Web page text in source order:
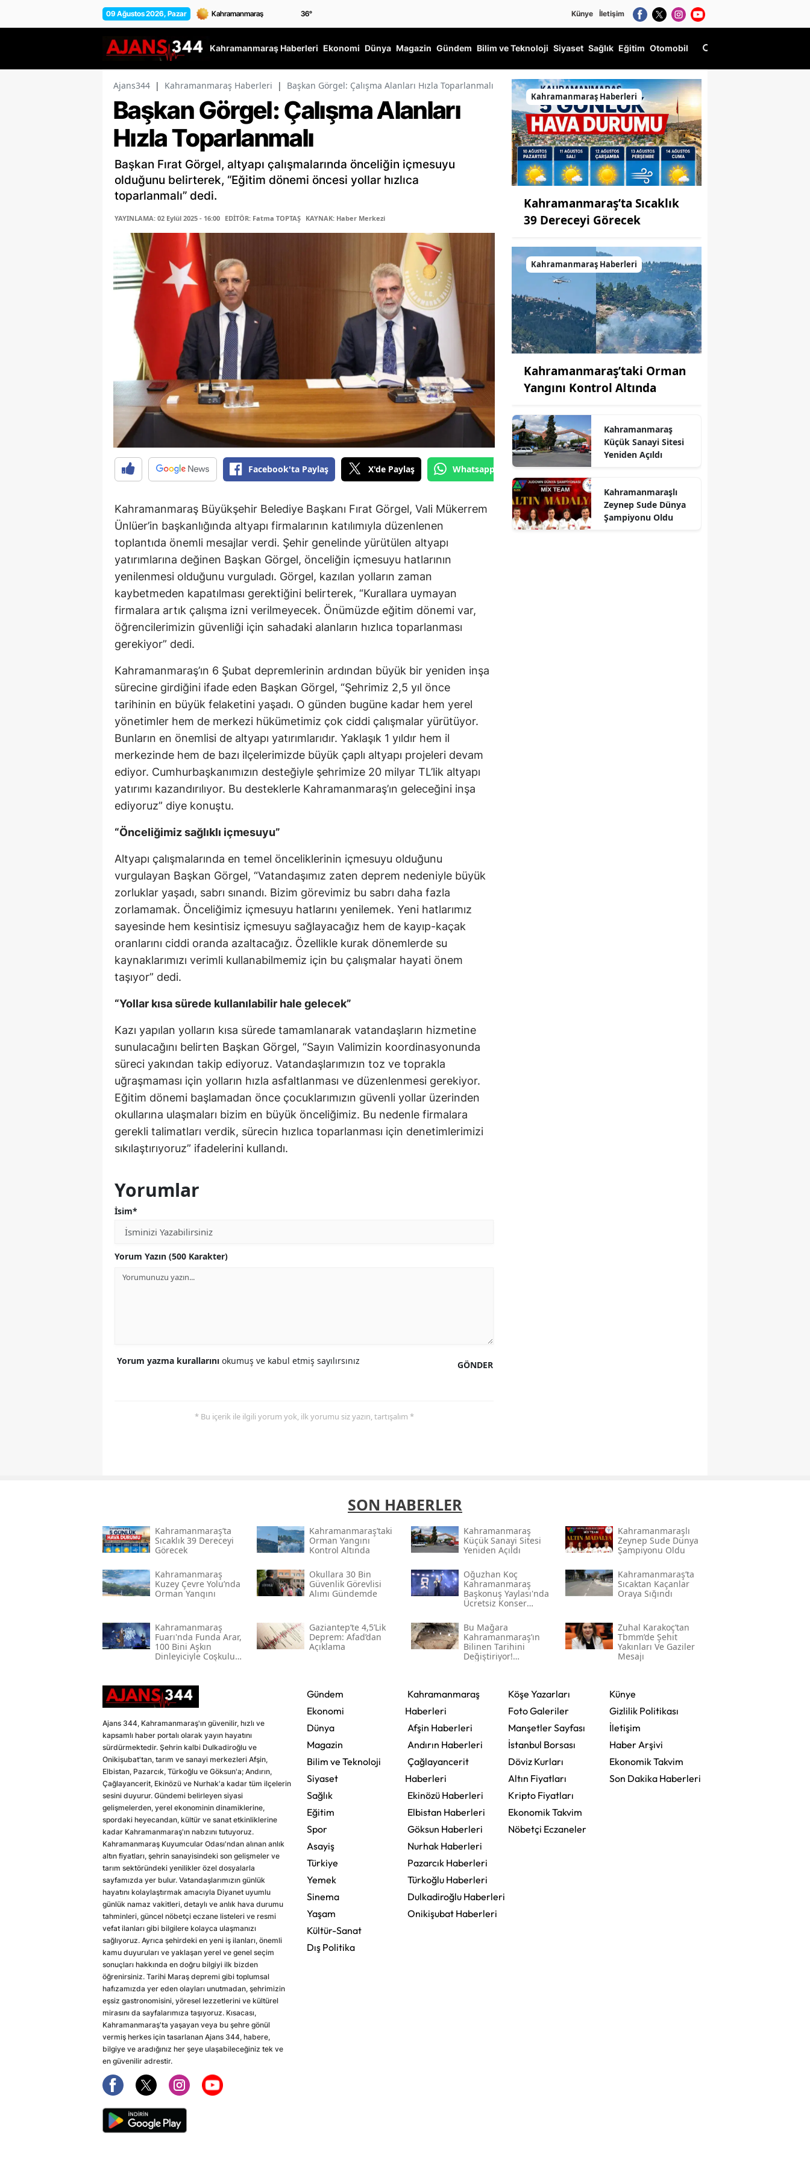
09 Ağustos 2026, Pazar 36° Künye İletişim
Kahramanmaraş Haberleri Ekonomi Dünya Magazin Gündem Bilim ve Teknoloji Siyaset Sağlık Eğitim Otomobil
Ajans344 | Kahramanmaraş Haberleri | Başkan Görgel: Çalışma Alanları Hızla Toparlanmalı
Başkan Görgel: Çalışma Alanları
Hızla Toparlanmalı
Başkan Fırat Görgel, altyapı çalışmalarında önceliğin içmesuyu
olduğunu belirterek, “Eğitim dönemi öncesi yollar hızlıca
toparlanmalı” dedi.
YAYINLAMA: 02 Eylül 2025 - 16:00 EDİTÖR: Fatma TOPTAŞ KAYNAK: Haber Merkezi
Facebook'ta Paylaş X'de Paylaş Whatsapp'tan Gönder
Kahramanmaraş Büyükşehir Belediye Başkanı Fırat Görgel, Vali Mükerrem
Ünlüer’in başkanlığında altyapı firmalarının katılımıyla düzenlenen
toplantıda önemli mesajlar verdi. Şehir genelinde yürütülen altyapı
yatırımlarına değinen Başkan Görgel, önceliğin içmesuyu hatlarının
yenilenmesi olduğunu vurguladı. Görgel, kazılan yolların zaman
kaybetmeden kapatılması gerektiğini belirterek, “Kurallara uymayan
firmalara artık çalışma izni verilmeyecek. Önümüzde eğitim dönemi var,
öğrencilerimizin güvenliği için sahadaki alanların hızlıca toparlanması
gerekiyor” dedi.
Kahramanmaraş’ın 6 Şubat depremlerinin ardından büyük bir yeniden inşa
sürecine girdiğini ifade eden Başkan Görgel, “Şehrimiz 2,5 yıl önce
tarihinin en büyük felaketini yaşadı. O günden bugüne kadar hem yerel
yönetimler hem de merkezi hükümetimiz çok ciddi çalışmalar yürütüyor.
Bunların en önemlisi de altyapı yatırımlarıdır. Yaklaşık 1 yıldır hem il
merkezinde hem de bazı ilçelerimizde büyük çaplı altyapı projeleri devam
ediyor. Cumhurbaşkanımızın desteğiyle şehrimize 20 milyar TL’lik altyapı
yatırımı kazandırılıyor. Bu desteklerle Kahramanmaraş’ın geleceğini inşa
ediyoruz” diye konuştu.
“Önceliğimiz sağlıklı içmesuyu”
Altyapı çalışmalarında en temel önceliklerinin içmesuyu olduğunu
vurgulayan Başkan Görgel, “Vatandaşımız zaten deprem nedeniyle büyük
zorluklar yaşadı, sabrı sınandı. Bizim görevimiz bu sabrı daha fazla
zorlamamak. Önceliğimiz içmesuyu hatlarını yenilemek. Yeni hatlarımız
sayesinde hem kesintisiz içmesuyu sağlayacağız hem de kayıp-kaçak
oranlarını ciddi oranda azaltacağız. Özellikle kurak dönemlerde su
kaynaklarımızı verimli kullanabilmemiz için bu çalışmalar hayati önem
taşıyor” dedi.
“Yollar kısa sürede kullanılabilir hale gelecek”
Kazı yapılan yolların kısa sürede tamamlanarak vatandaşların hizmetine
sunulacağını belirten Başkan Görgel, “Sayın Valimizin koordinasyonunda
süreci yakından takip ediyoruz. Vatandaşlarımızın toz ve toprakla
uğraşmaması için yolların hızla asfaltlanması ve düzenlenmesi gerekiyor.
Eğitim dönemi başlamadan önce çocuklarımızın güvenli yollar üzerinden
okullarına ulaşmaları bizim en büyük önceliğimiz. Bu nedenle firmalara
gerekli talimatları verdik, sürecin hızlıca toparlanması için denetimlerimizi
sıkılaştırıyoruz” ifadelerini kullandı.
Yorumlar
İsim*
Yorum Yazın (500 Karakter)
GÖNDER
Yorum yazma kurallarını okumuş ve kabul etmiş sayılırsınız
* Bu içerik ile ilgili yorum yok, ilk yorumu siz yazın, tartışalım *
Kahramanmaraş Haberleri
Kahramanmaraş’ta Sıcaklık
39 Dereceyi Görecek
Kahramanmaraş Haberleri
Kahramanmaraş’taki Orman
Yangını Kontrol Altında
Kahramanmaraş
Küçük Sanayi Sitesi
Yeniden Açıldı
Kahramanmaraşlı
Zeynep Sude Dünya
Şampiyonu Oldu
SON HABERLER
Kahramanmaraş’ta
Sıcaklık 39 Dereceyi
Görecek
Kahramanmaraş’taki
Orman Yangını
Kontrol Altında
Kahramanmaraş
Küçük Sanayi Sitesi
Yeniden Açıldı
Kahramanmaraşlı
Zeynep Sude Dünya
Şampiyonu Oldu
Kahramanmaraş
Kuzey Çevre Yolu’nda
Orman Yangını
Okullara 30 Bin
Güvenlik Görevlisi
Alımı Gündemde
Oğuzhan Koç
Kahramanmaraş
Başkonuş Yaylası'nda
Ücretsiz Konser
Kahramanmaraş’ta
Sıcaktan Kaçanlar
Oraya Sığındı
Kahramanmaraş
Fuarı'nda Funda Arar,
100 Bini Aşkın
Dinleyiciyle Coşkulu
Gaziantep’te 4,5’lik
Deprem: Afad’dan
Açıklama
Bu Mağara
Kahramanmaraş’ın
Bilinen Tarihini
Değiştiriyor!
Zuhal Karakoç’tan
Tbmm’de Şehit
Yakınları Ve Gaziler
Mesajı
Ajans 344, Kahramanmaraş'ın güvenilir, hızlı ve
kapsamlı haber portalı olarak yayın hayatını
sürdürmektedir. Şehrin kalbi Dulkadiroğlu ve
Onikişubat'tan, tarım ve sanayi merkezleri Afşin,
Elbistan, Pazarcık, Türkoğlu ve Göksun'a; Andırın,
Çağlayancerit, Ekinözü ve Nurhak'a kadar tüm ilçelerin
sesini duyurur. Gündemi belirleyen siyasi
gelişmelerden, yerel ekonominin dinamiklerine,
spordaki heyecandan, kültür ve sanat etkinliklerine
kadar Kahramanmaraş'ın nabzını tutuyoruz.
Kahramanmaraş Kuyumcular Odası'ndan alınan anlık
altın fiyatları, şehrin sanayisindeki son gelişmeler ve
tarım sektöründeki yenilikler özel dosyalarla
sayfamızda yer bulur. Vatandaşlarımızın günlük
hayatını kolaylaştırmak amacıyla Diyanet uyumlu
günlük namaz vakitleri, detaylı ve anlık hava durumu
tahminleri, güncel nöbetçi eczane listeleri ve resmi
vefat ilanları gibi bilgilere kolayca ulaşmanızı
sağlıyoruz. Ayrıca şehirdeki en yeni iş ilanları, önemli
kamu duyuruları ve yaklaşan yerel ve genel seçim
sonuçları hakkında en doğru bilgiyi ilk bizden
öğrenirsiniz. Tarihi Maraş depremi gibi toplumsal
hafızamızda yer eden olayları unutmadan, şehrimizin
eşsiz gastronomisini, yöresel lezzetlerini ve kültürel
mirasını da sayfalarımıza taşıyoruz. Kısacası,
Kahramanmaraş'ta yaşayan veya bu şehre gönül
vermiş herkes için tasarlanan Ajans 344, habere,
bilgiye ve aradığınız her şeye ulaşabileceğiniz tek ve
en güvenilir adrestir.
Gündem
Ekonomi
Dünya
Magazin
Bilim ve Teknoloji
Siyaset
Sağlık
Eğitim
Spor
Asayiş
Türkiye
Yemek
Sinema
Yaşam
Kültür-Sanat
Dış Politika
Kahramanmaraş
Haberleri
Afşin Haberleri
Andırın Haberleri
Çağlayancerit
Haberleri
Ekinözü Haberleri
Elbistan Haberleri
Göksun Haberleri
Nurhak Haberleri
Pazarcık Haberleri
Türkoğlu Haberleri
Dulkadiroğlu Haberleri
Onikişubat Haberleri
Köşe Yazarları
Foto Galeriler
Manşetler Sayfası
İstanbul Borsası
Döviz Kurları
Altın Fiyatları
Kripto Fiyatları
Ekonomik Takvim
Nöbetçi Eczaneler
Künye
Gizlilik Politikası
İletişim
Haber Arşivi
Ekonomik Takvim
Son Dakika Haberleri